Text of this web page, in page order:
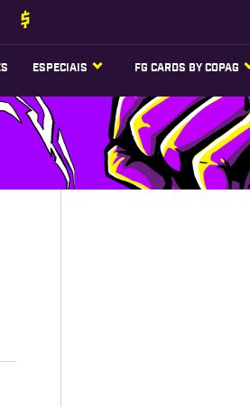
ESPECIAIS FG CARDS BY COPAG